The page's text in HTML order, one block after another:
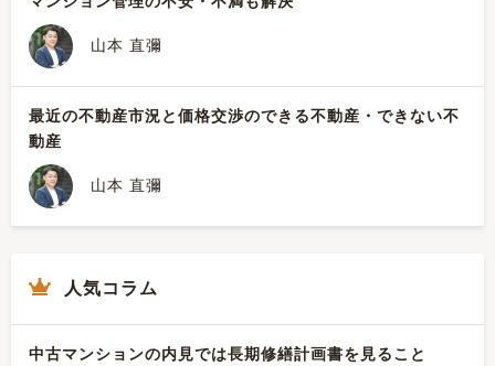
山本 直彌
最近の不動産市況と価格交渉のできる不動産・できない不
動産
山本 直彌
人気コラム
中古マンションの内見では長期修繕計画書を見ること